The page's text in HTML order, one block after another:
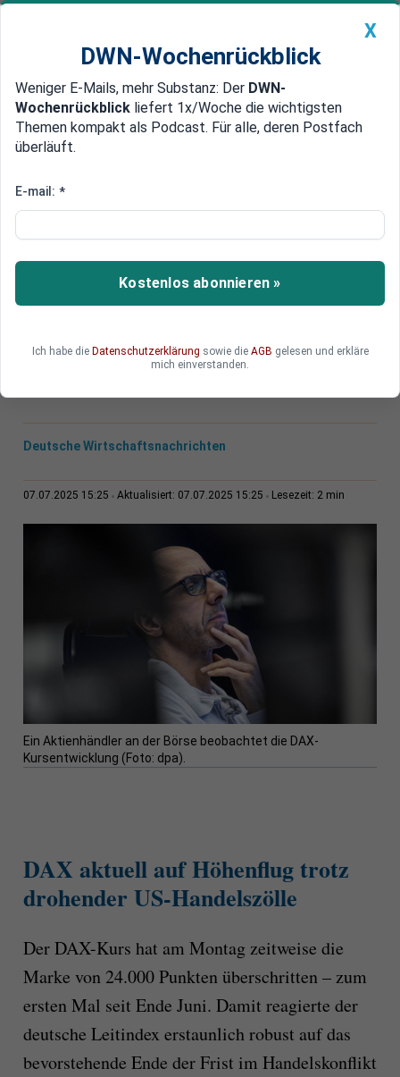
Newsticker MEIN DWN: Geldanlage Premium
Edelmetalle DWN-Magazin China
DAX aktuell auf Höhenflug trotz
Der DAX überrascht mit einem starken Anstieg
über 24.000 Punkte – und das trotz drohender
US-Zölle. Wie reagieren Investoren auf die
dieser Aufwärtstrend tatsächlich? Ein genauer
Blick zeigt Risiken und Chancen am Aktienmarkt.
Deutsche Wirtschaftsnachrichten
07.07.2025 15:25 Aktualisiert: 07.07.2025 15:25 Lesezeit: 2 min
Ein Aktienhändler an der Börse beobachtet die DAX-
Kursentwicklung (Foto: dpa).
DAX aktuell auf Höhenflug trotz
drohender US-Handelszölle
Der DAX-Kurs hat am Montag zeitweise die
Marke von 24.000 Punkten überschritten – zum
ersten Mal seit Ende Juni. Damit reagierte der
deutsche Leitindex erstaunlich robust auf das
bevorstehende Ende der Frist im Handelskonflikt
X
DWN-Wochenrückblick
Weniger E-Mails, mehr Substanz: Der DWN-
Wochenrückblick liefert 1x/Woche die wichtigsten
Themen kompakt als Podcast. Für alle, deren Postfach
überläuft.
E-mail: *
Kostenlos abonnieren »
Ich habe die Datenschutzerklärung sowie die AGB gelesen und erkläre
mich einverstanden.